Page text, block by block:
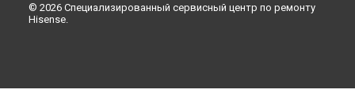
© 2026 Специализированный сервисный центр по ремонту
Hisense.